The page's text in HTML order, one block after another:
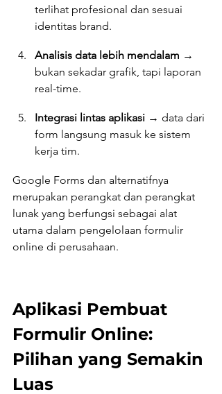
terlihat profesional dan sesuai
identitas brand.
Analisis data lebih mendalam →
bukan sekadar grafik, tapi laporan
real-time.
Integrasi lintas aplikasi → data dari
form langsung masuk ke sistem
kerja tim.
Google Forms dan alternatifnya
merupakan perangkat dan perangkat
lunak yang berfungsi sebagai alat
utama dalam pengelolaan formulir
online di perusahaan.
Aplikasi Pembuat
Formulir Online:
Pilihan yang Semakin
Luas